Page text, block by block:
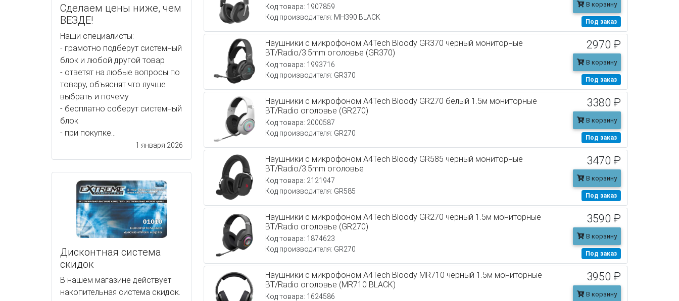
Сделаем цены ниже, чем
ВЕЗДЕ!
Наши специалисты:
- грамотно подберут системный
блок и любой другой товар
- ответят на любые вопросы по
товару, объяснят что лучше
выбрать и почему
- бесплатно соберут системный
блок
- при покупке...
1 января 2026
Дисконтная система
скидок
В нашем магазине действует
накопительная система скидок.
Код товара: 1907859
Код производителя: MH390 BLACK
В корзину
Под заказ
Наушники с микрофоном A4Tech Bloody GR370 черный мониторные
BT/Radio/3.5mm оголовье (GR370)
Код товара: 1993716
Код производителя: GR370
2970 ₽
В корзину
Под заказ
Наушники с микрофоном A4Tech Bloody GR270 белый 1.5м мониторные
BT/Radio оголовье (GR270)
Код товара: 2000587
Код производителя: GR270
3380 ₽
В корзину
Под заказ
Наушники с микрофоном A4Tech Bloody GR585 черный мониторные
BT/Radio/3.5mm оголовье
Код товара: 2121947
Код производителя: GR585
3470 ₽
В корзину
Под заказ
Наушники с микрофоном A4Tech Bloody GR270 черный 1.5м мониторные
BT/Radio оголовье (GR270)
Код товара: 1874623
Код производителя: GR270
3590 ₽
В корзину
Под заказ
Наушники с микрофоном A4Tech Bloody MR710 черный 1.5м мониторные
BT/Radio оголовье (MR710 BLACK)
Код товара: 1624586
3950 ₽
В корзину